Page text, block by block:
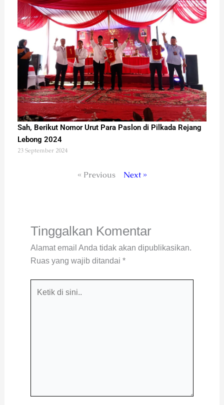
Sah, Berikut Nomor Urut Para Paslon di Pilkada Rejang
Lebong 2024
23 September 2024
« Previous Next »
Tinggalkan Komentar
Alamat email Anda tidak akan dipublikasikan.
Ruas yang wajib ditandai *